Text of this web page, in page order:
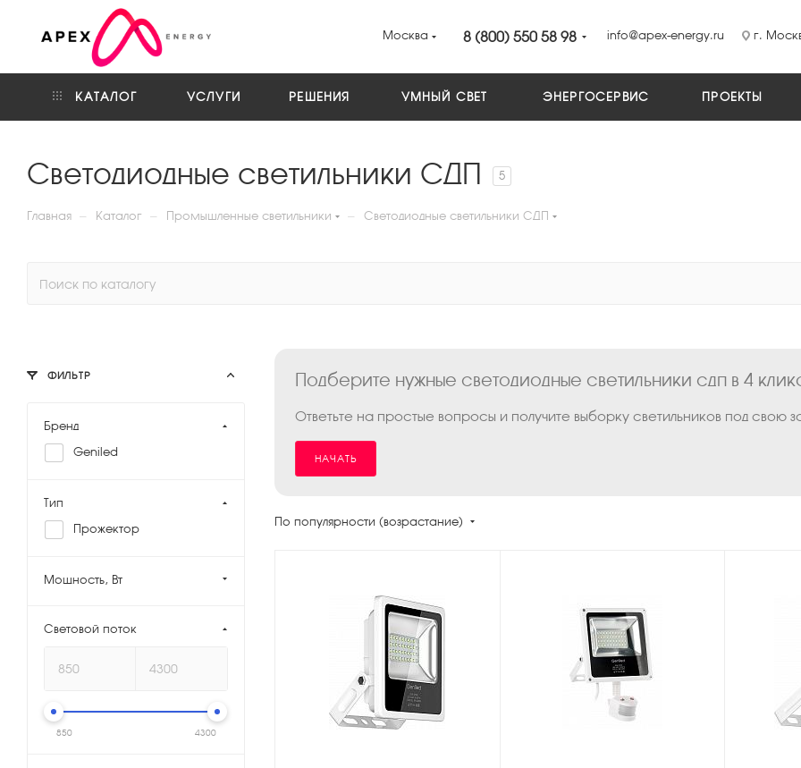
Москва 8 (800) 550 58 98 info@apex-energy.ru г.
КАТАЛОГ УСЛУГИ РЕШЕНИЯ УМНЫЙ СВЕТ ЭНЕРГОСЕРВИС ПРОЕКТЫ
Светодиодные светильники СДП 5
Главная — Каталог — Промышленные светильники — Светодиодные светильники СДП
Подберите нужные светодиодные светильники сдп в 4
Ответьте на простые вопросы и получите выборку светильников под свою
НАЧАТЬ
По популярности (возрастание)
ФИЛЬТР
Бренд
Geniled
Тип
Прожектор
Мощность, Вт
Световой поток
850 4300